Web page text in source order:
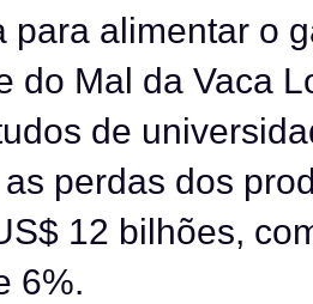
para alimentar o
do Mal da Vaca
de
perdas dos
12 bilhões,
6%.